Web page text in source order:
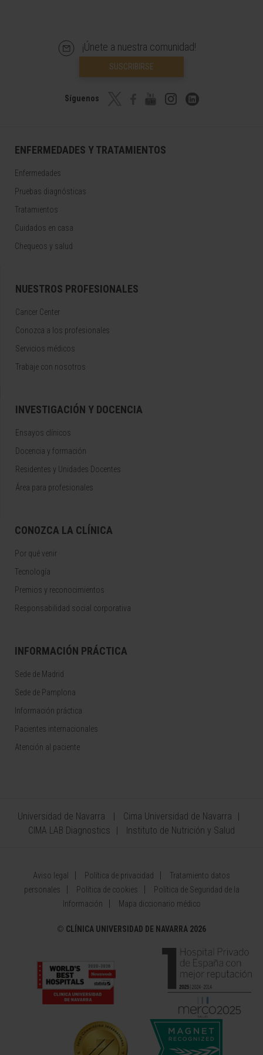
¡Únete a nuestra comunidad!
SUSCRIBIRSE
Síguenos
ENFERMEDADES Y TRATAMIENTOS
Enfermedades
Pruebas diagnósticas
Tratamientos
Cuidados en casa
Chequeos y salud
NUESTROS PROFESIONALES
Cancer Center
Conozca a los profesionales
Servicios médicos
Trabaje con nosotros
INVESTIGACIÓN Y DOCENCIA
Ensayos clínicos
Docencia y formación
Residentes y Unidades Docentes
Área para profesionales
CONOZCA LA CLÍNICA
Por qué venir
Tecnología
Premios y reconocimientos
Responsabilidad social corporativa
INFORMACIÓN PRÁCTICA
Sede de Madrid
Sede de Pamplona
Información práctica
Pacientes internacionales
Atención al paciente
Universidad de Navarra
Cima Universidad de Navarra
CIMA LAB Diagnostics
Instituto de Nutrición y Salud
Aviso legal Política de privacidad
Tratamiento datos
personales
Política de cookies
Política de Seguridad de la
Información
Mapa diccionario médico
© CLÍNICA UNIVERSIDAD DE NAVARRA 2026